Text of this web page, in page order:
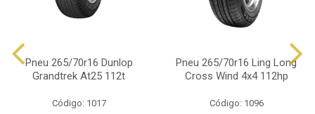
Pneu 265/70r16 Dunlop
Grandtrek At25 112t
Código: 1017
Pneu 265/70r16 Ling Long
Cross Wind 4x4 112hp
Código: 1096